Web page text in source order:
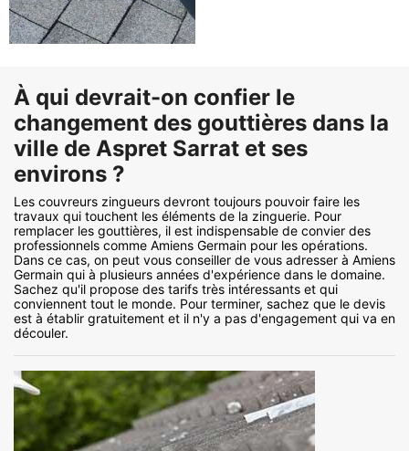
À qui devrait-on confier le
changement des gouttières dans la
ville de Aspret Sarrat et ses
environs ?
Les couvreurs zingueurs devront toujours pouvoir faire les
travaux qui touchent les éléments de la zinguerie. Pour
remplacer les gouttières, il est indispensable de convier des
professionnels comme Amiens Germain pour les opérations.
Dans ce cas, on peut vous conseiller de vous adresser à Amiens
Germain qui à plusieurs années d'expérience dans le domaine.
Sachez qu'il propose des tarifs très intéressants et qui
conviennent tout le monde. Pour terminer, sachez que le devis
est à établir gratuitement et il n'y a pas d'engagement qui va en
découler.